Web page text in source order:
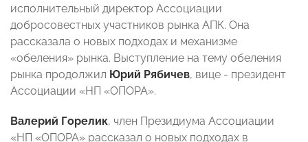
исполнительный директор Ассоциации
добросовестных участников рынка АПК. Она
рассказала о новых подходах и механизме
«обеления» рынка. Выступление на тему обеления
рынка продолжил Юрий Рябичев, вице - президент
Ассоциации «НП «ОПОРА».
Валерий Горелик, член Президиума Ассоциации
«НП «ОПОРА» рассказал о новых подходах в